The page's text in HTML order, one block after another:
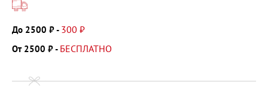
До 2500 ₽ - 300 ₽
От 2500 ₽ - БЕСПЛАТНО